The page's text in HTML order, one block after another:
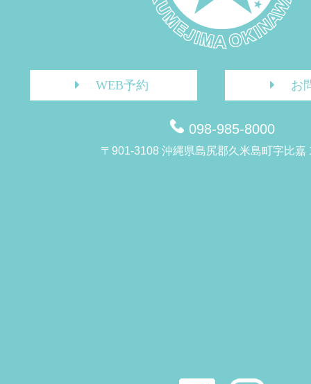
WEB予約 お
098-985-8000
〒901-3108 沖縄県島尻郡久米島町字比嘉